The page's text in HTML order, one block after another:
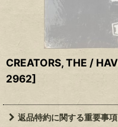
CREATORS, THE /
2962]
返品特約に関する重要事項